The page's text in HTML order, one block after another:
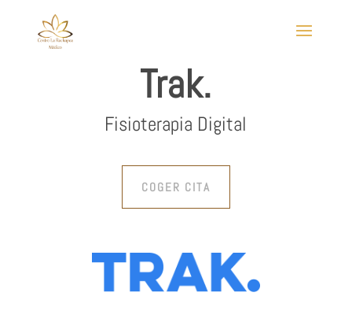
Trak.
Fisioterapia Digital
COGER CITA